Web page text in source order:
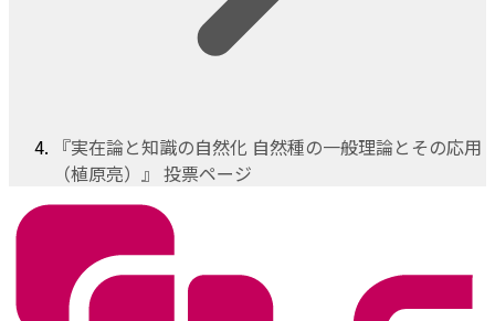
『実在論と知識の自然化 自然種の一般理論とその応用
（植原亮）』 投票ページ